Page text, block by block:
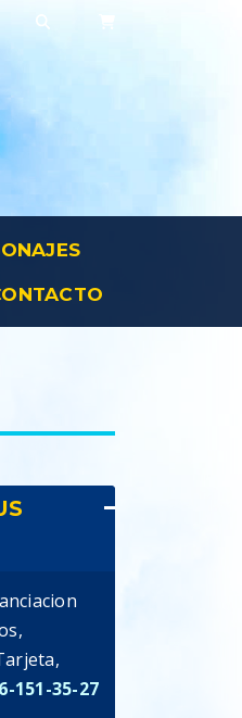
151-35-27